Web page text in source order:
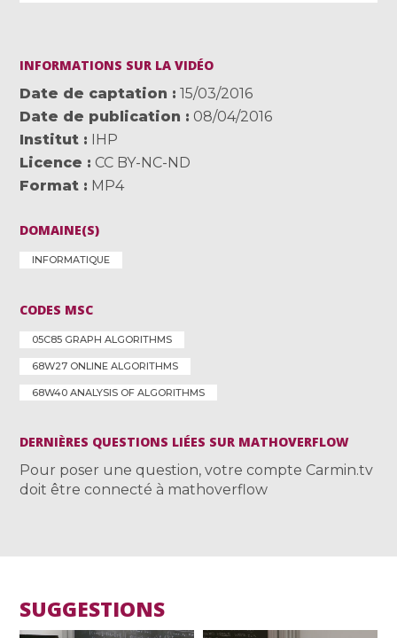
INFORMATIONS SUR LA VIDÉO
Date de captation
15/03/2016
Date de publication
08/04/2016
Institut
IHP
Licence
CC BY-NC-ND
Format
MP4
DOMAINE(S)
INFORMATIQUE
CODES MSC
05C85 GRAPH ALGORITHMS
68W27 ONLINE ALGORITHMS
68W40 ANALYSIS OF ALGORITHMS
DERNIÈRES QUESTIONS LIÉES SUR MATHOVERFLOW
Pour poser une question, votre compte Carmin.tv
doit être connecté à mathoverflow
SUGGESTIONS